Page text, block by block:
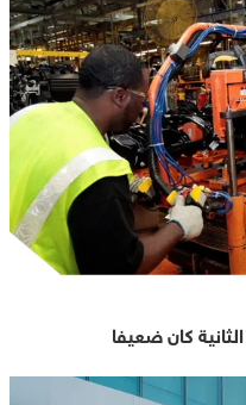
كان ضعيفا